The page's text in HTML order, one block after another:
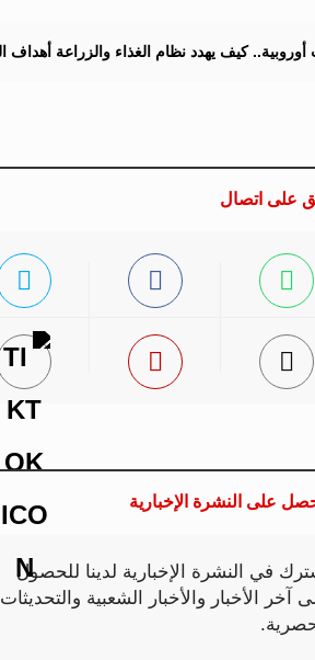
يهدد نظام الغذاء والزراعة أهداف المناخ 2040 و2050؟
على اتصال
على النشرة الإخبارية
في النشرة الإخبارية لدينا للحصول
آخر الأخبار والأخبار الشعبية والتحديثات